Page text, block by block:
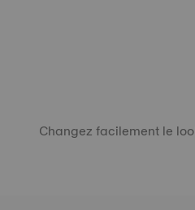
Changez facilement le